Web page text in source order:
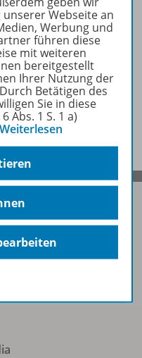
Webseite an
Werbung und
führen diese
mit weiteren
bereitgestellt
Ihrer Nutzung der
Betätigen des
Sie in diese
Abs. 1 S. 1 a)
Weiterlesen